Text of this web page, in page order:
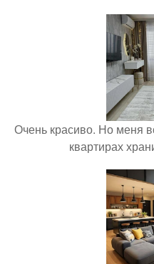
Очень красиво. Но меня
квартирах